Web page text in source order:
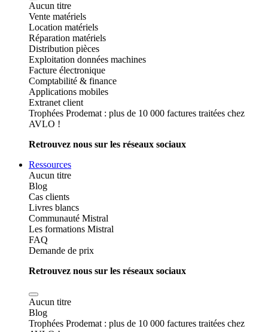
Aucun titre
Vente matériels
Location matériels
Réparation matériels
Distribution pièces
Exploitation données machines
Facture électronique
Comptabilité & finance
Applications mobiles
Extranet client
Trophées Prodemat : plus de 10 000 factures traitées chez
AVLO !
Retrouvez nous sur les réseaux sociaux
Ressources
Aucun titre
Blog
Cas clients
Livres blancs
Communauté Mistral
Les formations Mistral
FAQ
Demande de prix
Retrouvez nous sur les réseaux sociaux
Aucun titre
Blog
Trophées Prodemat : plus de 10 000 factures traitées chez